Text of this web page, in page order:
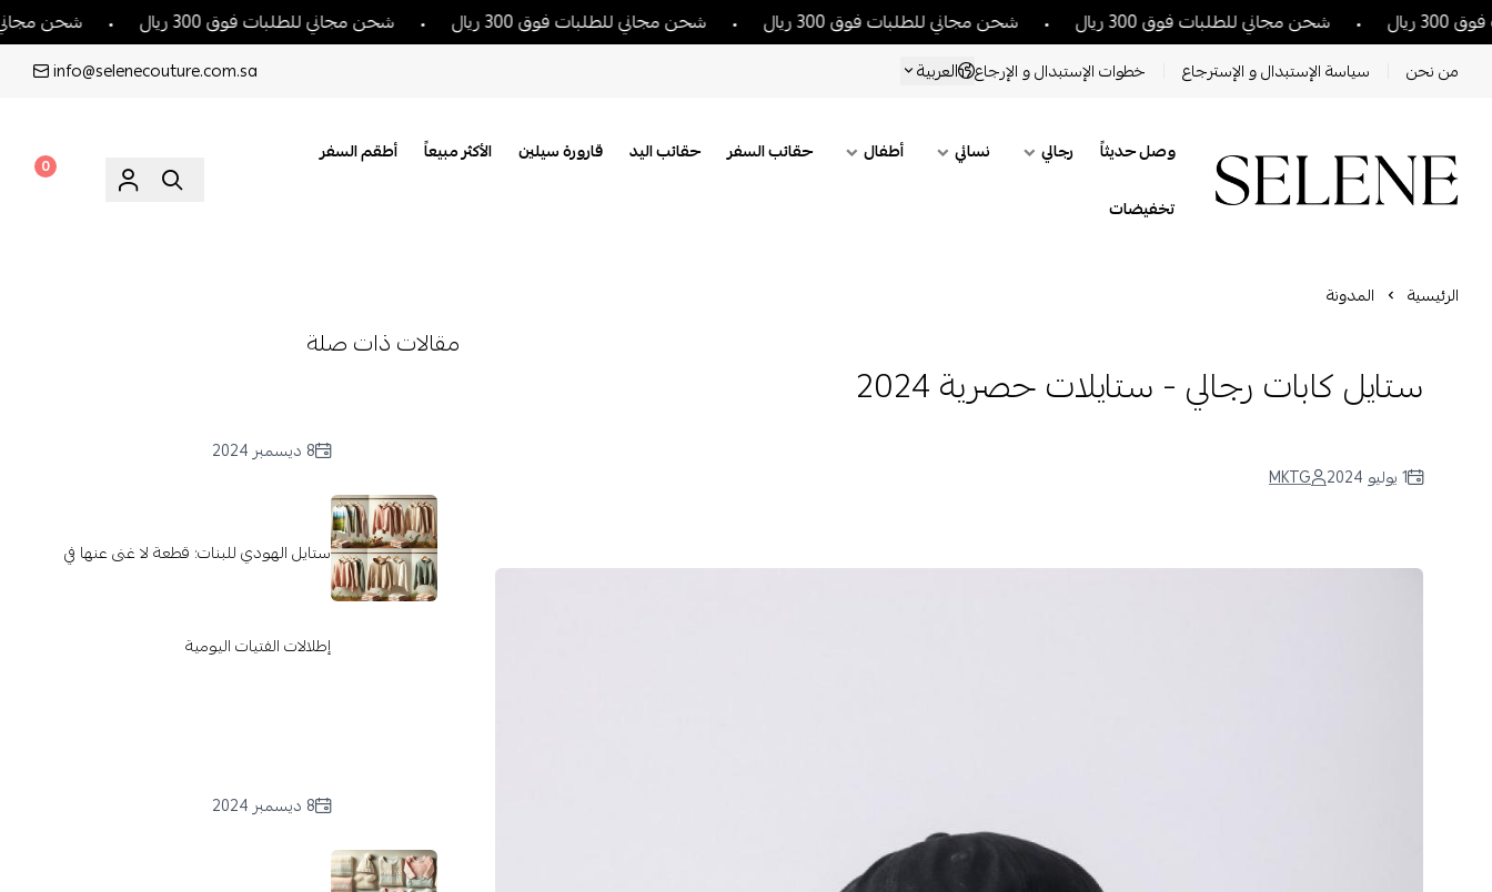
شحن مجاني للطلبات فوق 300 ريال شحن مجاني للطلبات فوق 300 ريال شحن مجاني للطلبات فوق 300 ريال شحن مجاني للطلبات فوق 300 ريال شحن مجاني للطلبات فوق
من نحن سياسة الإستبدال و الإسترجاع خطوات الإستبدال و الإرجاع العربية info@selenecouture.com.sa
وصل حديثاً رجالي نسائي أطفال حقائب السفر حقائب اليد قارورة سيلين الأكثر مبيعاً
أطقم السفر
تخفيضات
0
الرئيسية المدونة
ستايل كابات رجالي - ستايلات حصرية 2024
1 يوليو 2024 MKTG
مقالات ذات صلة
8 ديسمبر 2024
ستايل الهودي للبنات: قطعة لا غنى عنها في
إطلالات الفتيات اليومية
8 ديسمبر 2024